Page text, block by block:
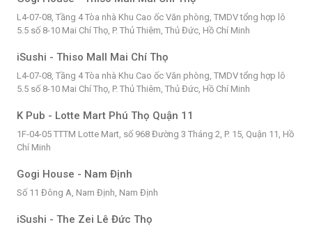
L4-07-08, Tầng 4 Tòa nhà Khu Cao ốc Văn phòng, TMDV tổng hợp lô
5.5 số 8-10 Mai Chí Thọ, P. Thủ Thiêm, Thủ Đức, Hồ Chí Minh
iSushi - Thiso Mall Mai Chí Thọ
L4-07-08, Tầng 4 Tòa nhà Khu Cao ốc Văn phòng, TMDV tổng hợp lô
5.5 số 8-10 Mai Chí Thọ, P. Thủ Thiêm, Thủ Đức, Hồ Chí Minh
K Pub - Lotte Mart Phú Thọ Quận 11
1F-04-05 TTTM Lotte Mart, số 968 Đường 3 Tháng 2, P. 15, Quận 11, Hồ
Chí Minh
Gogi House - Nam Định
Số 11 Đông A, Nam Định, Nam Định
iSushi - The Zei Lê Đức Thọ